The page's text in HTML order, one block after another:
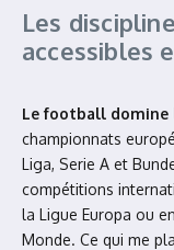
Les
accessibles
Le football
championnats
Liga, Serie A et
compétitions
la Ligue Europa ou
Monde. Ce qui me